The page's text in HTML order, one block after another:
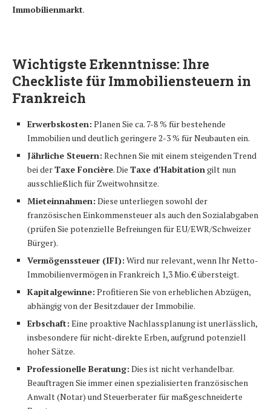
Immobilienmarkt.
Wichtigste Erkenntnisse: Ihre
Checkliste fürImmobiliensteuern in
Frankreich
Erwerbskosten: Planen Sie ca. 7-8 % für bestehende
Immobilien und deutlich geringere 2-3 % für Neubauten ein.
Jährliche Steuern: Rechnen Sie mit einem steigenden Trend
bei derTaxe Foncière. Die Taxe d’Habitationgilt nun
ausschließlich für Zweitwohnsitze.
Mieteinnahmen: Diese unterliegen sowohl der
französischen Einkommensteuer als auch den Sozialabgaben
(prüfen Sie potenzielle Befreiungen für EU/EWR/Schweizer
Bürger).
Vermögenssteuer (IFI): Wird nur relevant, wenn Ihr Netto-
Immobilienvermögen in Frankreich 1,3 Mio. € übersteigt.
Kapitalgewinne: Profitieren Sie von erheblichen Abzügen,
abhängig von der Besitzdauer der Immobilie.
Erbschaft: Eine proaktive Nachlassplanung ist unerlässlich,
insbesondere für nicht-direkte Erben, aufgrund potenziell
hoher Sätze.
Professionelle Beratung: Dies ist nicht verhandelbar.
Beauftragen Sie immer einen spezialisierten französischen
Anwalt (Notar) und Steuerberater für maßgeschneiderte